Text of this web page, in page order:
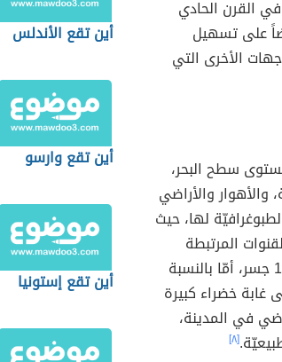
في القرن الحادي
على تسهيل
الأخرى التي
ارتفاع 2 متر تحت مستوى سطح البحر،
والأراضي
لها، حيث
المرتبطة
ببعضها البعض، و التي يعلوها ما يتجاوز 1500 جسر، أمّا بالنسبة
غابة خضراء كبيرة
الأراضي في المدينة،
[٨]
أين تقع الأندلس
أين تقع وارسو
أين تقع إستونيا